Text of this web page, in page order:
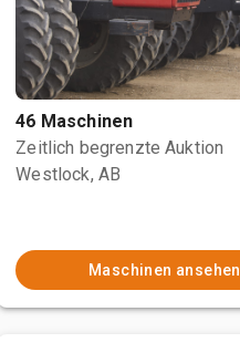
46 Maschinen
Zeitlich begrenzte Auktion
Westlock, AB
Maschinen ansehen